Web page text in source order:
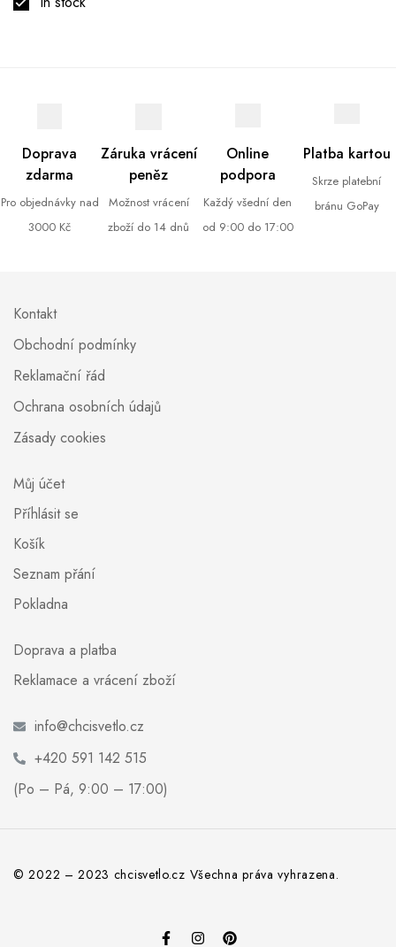
Doprava
zdarma
Pro objednávky nad
3000 Kč
Záruka vrácení
peněz
Možnost vrácení
zboží do 14 dnů
Online
podpora
Každý všední den
od 9:00 do 17:00
Platba kartou
Skrze platební
bránu GoPay
Kontakt
Obchodní podmínky
Reklamační řád
Ochrana osobních údajů
Zásady cookies
Můj účet
Příhlásit se
Košík
Seznam přání
Pokladna
Doprava a platba
Reklamace a vrácení zboží
info@chcisvetlo.cz
+420 591 142 515
(Po – Pá, 9:00 – 17:00)
© 2022 – 2023 chcisvetlo.cz Všechna práva vyhrazena.